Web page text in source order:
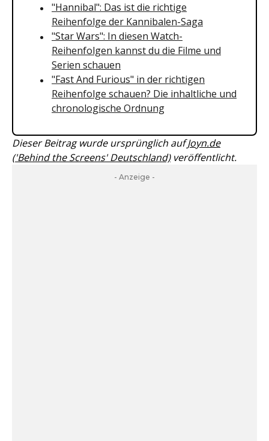
"Hannibal": Das ist die richtige
Reihenfolge der Kannibalen-Saga
"Star Wars": In diesen Watch-
Reihenfolgen kannst du die Filme und
Serien schauen
"Fast And Furious" in der richtigen
Reihenfolge schauen? Die inhaltliche und
chronologische Ordnung
Dieser Beitrag wurde ursprünglich aufJoyn.de
('Behind the Screens' Deutschland)veröffentlicht.
- Anzeige -